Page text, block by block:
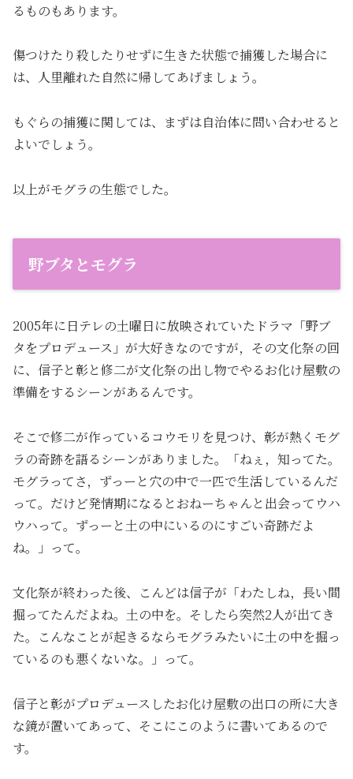
るものもあります。
傷つけたり殺したりせずに生きた状態で捕獲した場合に
は、人里離れた自然に帰してあげましょう。
もぐらの捕獲に関しては、まずは自治体に問い合わせると
よいでしょう。
以上がモグラの生態でした。
野ブタとモグラ
2005年に日テレの土曜日に放映されていたドラマ「野ブ
タをプロデュース」が大好きなのですが，その文化祭の回
に、信子と彰と修二が文化祭の出し物でやるお化け屋敷の
準備をするシーンがあるんです。
そこで修二が作っているコウモリを見つけ、彰が熱くモグ
ラの奇跡を語るシーンがありました。「ねぇ，知ってた。
モグラってさ，ずっーと穴の中で一匹で生活しているんだ
って。だけど発情期になるとおねーちゃんと出会ってウハ
ウハって。ずっーと土の中にいるのにすごい奇跡だよ
ね。」って。
文化祭が終わった後、こんどは信子が「わたしね，長い間
掘ってたんだよね。土の中を。そしたら突然2人が出てき
た。こんなことが起きるならモグラみたいに土の中を掘っ
ているのも悪くないな。」って。
信子と彰がプロデュースしたお化け屋敷の出口の所に大き
な鏡が置いてあって、そこにこのように書いてあるので
す。